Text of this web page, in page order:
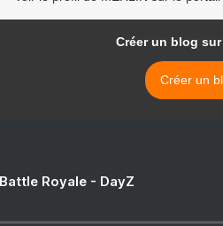
Créer un blog
Créer un
Royale - DayZ